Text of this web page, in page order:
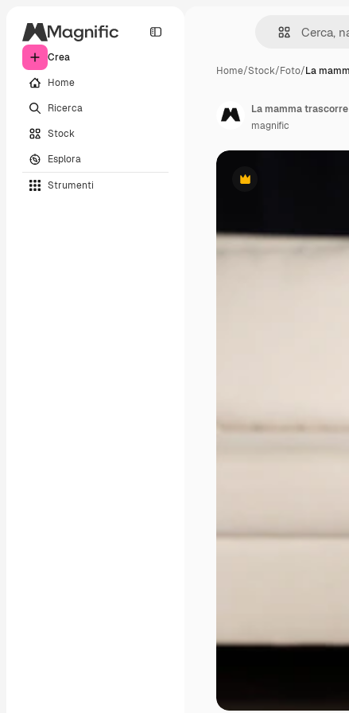
Crea
Home
Ricerca
Stock
Esplora
Strumenti
Home/Stock/Foto/La
Premium
La mamma
magnific